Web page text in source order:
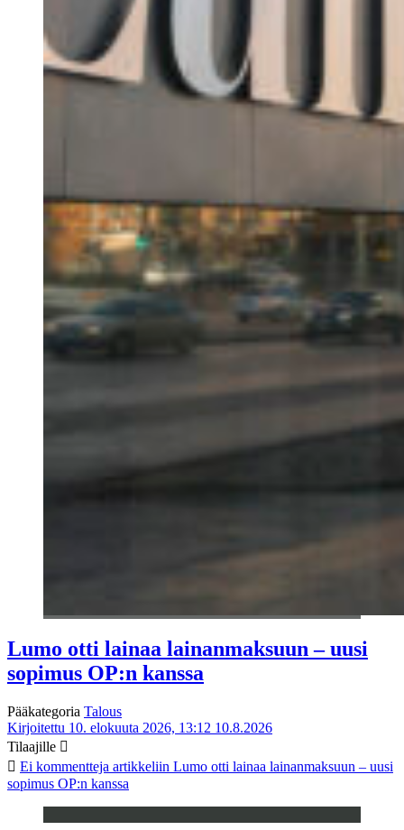
Lumo otti lainaa lainanmaksuun – uusi
sopimus OP:n kanssa
Pääkategoria Talous
Kirjoitettu 10. elokuuta 2026, 13:12 10.8.2026
Tilaajille
Ei kommentteja artikkeliin Lumo otti lainaa lainanmaksuun – uusi
sopimus OP:n kanssa